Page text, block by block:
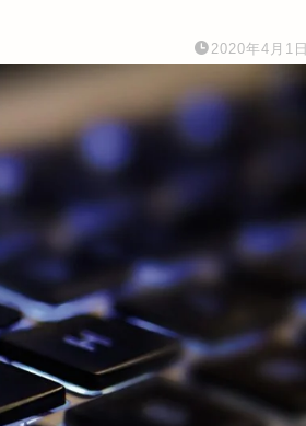
2020年4月1日